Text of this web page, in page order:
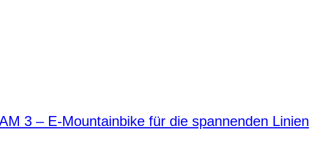
3 – E-Mountainbike für die spannenden Linien